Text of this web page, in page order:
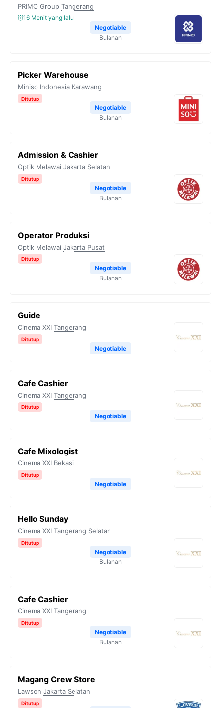
PRIMO Group Tangerang
16 Menit yang lalu
Negotiable
Bulanan
Picker Warehouse
Miniso Indonesia Karawang
Ditutup
Negotiable
Bulanan
Admission & Cashier
Optik Melawai Jakarta Selatan
Ditutup
Negotiable
Bulanan
Operator Produksi
Optik Melawai Jakarta Pusat
Ditutup
Negotiable
Bulanan
Guide
Cinema XXI Tangerang
Ditutup
Negotiable
Cafe Cashier
Cinema XXI Tangerang
Ditutup
Negotiable
Cafe Mixologist
Cinema XXI Bekasi
Ditutup
Negotiable
Hello Sunday
Cinema XXI Tangerang Selatan
Ditutup
Negotiable
Bulanan
Cafe Cashier
Cinema XXI Tangerang
Ditutup
Negotiable
Bulanan
Magang Crew Store
Lawson Jakarta Selatan
Ditutup